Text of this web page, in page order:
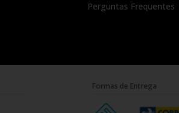
Perguntas Frequentes
Formas de Entrega